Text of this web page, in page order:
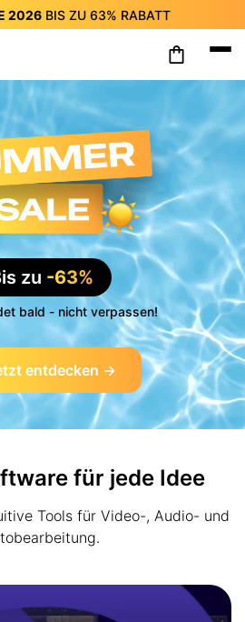
2026 BIS ZU 63% RABATT
2026
RABATT
2026
2026
BIS ZU 63%
2026BIS ZU63%RABATT
2026BIS ZU 63%RABATT
zu -63%
bald - nicht verpassen!
entdecken →
für jede Idee
Tools für Video-, Audio- und